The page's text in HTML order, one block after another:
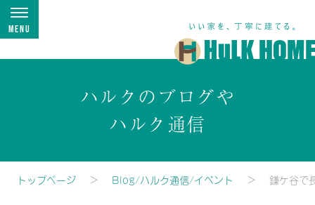
Menu
ハルクのブログや
ハルク通信
トップページ Blog/ハルク通信/イベント 鎌ケ谷で